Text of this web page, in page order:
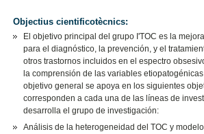
Objectius cientificotècnics:
El objetivo principal del grupo I'TOC es la
para el diagnóstico, la prevención, y el
otros trastornos incluidos en el espectro
la comprensión de las variables
objetivo general se apoya en los siguientes
corresponden a cada una de las líneas de
desarrolla el grupo de investigación:
Análisis de la heterogeneidad del TOC y